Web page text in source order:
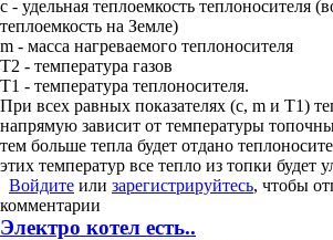
с - удельная теплоемкость теплоносителя
теплоемкость на Земле)
m - масса нагреваемого теплоносителя
Т2 - температура газов
Т1 - температура теплоносителя.
При всех равных показателях (с, m и Т1)
напрямую зависит от температуры
тем больше тепла будет отдано
этих температур все тепло из топки будет
Войдите или зарегистрируйтесь, чтобы
комментарии
Электро котел есть..